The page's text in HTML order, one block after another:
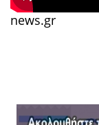
news.gr